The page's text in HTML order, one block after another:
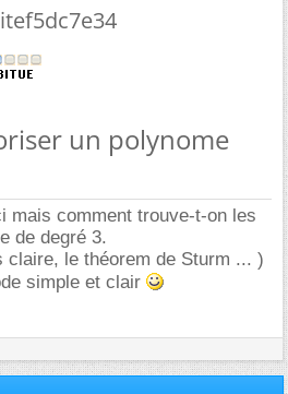
un polynome
mais comment trouve-t-on les
de degré 3.
claire, le théorem de Sturm ... )
simple et clair